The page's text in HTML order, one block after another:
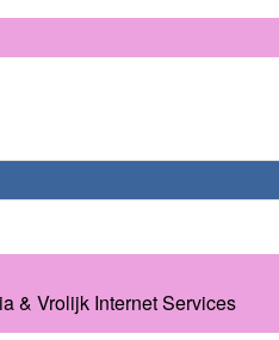
& Vrolijk Internet Services